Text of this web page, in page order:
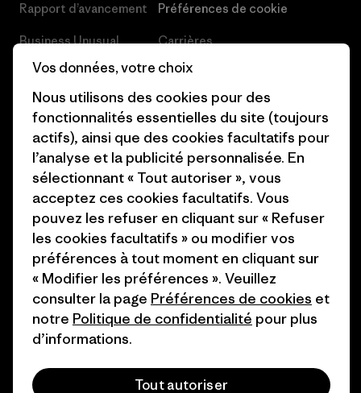
Rapport d’avancement
Business Unusual
Objectifs climatiques
1% For The Planet
Comment nous
finançons
Nos magasins
Préférences de cookie
Carrières
Presse et media
Industry program
Programme d’affiliation
Patagonia Luxembourg Plan du
site
© 2026 Patagonia, Inc. All Rights Reserved.
Vos données, votre choix
Nous utilisons des cookies pour des
fonctionnalités essentielles du site (toujours
actifs), ainsi que des cookies facultatifs pour
l’analyse et la publicité personnalisée. En
sélectionnant « Tout autoriser », vous
acceptez ces cookies facultatifs. Vous
pouvez les refuser en cliquant sur « Refuser
les cookies facultatifs » ou modifier vos
préférences à tout moment en cliquant sur
« Modifier les préférences ». Veuillez
consulter la page Préférences de cookies et
notre Politique de confidentialité pour plus
d’informations.
Tout autoriser